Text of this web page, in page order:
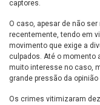
captores.
O caso, apesar de não
recentemente, tendo em
movimento que exige a
culpados. Até o momento
muito interesse no caso,
grande pressão da
Os crimes vitimizaram